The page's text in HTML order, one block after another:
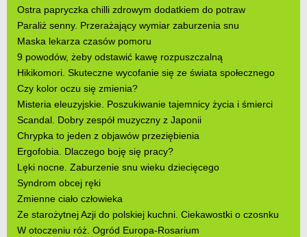
Ostra papryczka chilli zdrowym dodatkiem do potraw
Paraliż senny. Przerażający wymiar zaburzenia snu
Maska lekarza czasów pomoru
9 powodów, żeby odstawić kawę rozpuszczalną
Hikikomori. Skuteczne wycofanie się ze świata społecznego
Czy kolor oczu się zmienia?
Misteria eleuzyjskie. Poszukiwanie tajemnicy życia i śmierci
Scandal. Dobry zespół muzyczny z Japonii
Chrypka to jeden z objawów przeziębienia
Ergofobia. Dlaczego boję się pracy?
Lęki nocne. Zaburzenie snu wieku dziecięcego
Syndrom obcej ręki
Zmienne ciało człowieka
Ze starożytnej Azji do polskiej kuchni. Ciekawostki o czosnku
W otoczeniu róż. Ogród Europa-Rosarium